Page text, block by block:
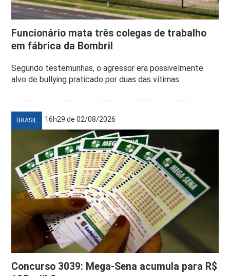
Funcionário mata três colegas de trabalho
em fábrica da Bombril
Segundo testemunhas, o agressor era possivelmente
alvo de bullying praticado por duas das vítimas
BRASIL 16h29 de 02/08/2026
Concurso 3039: Mega-Sena acumula para R$